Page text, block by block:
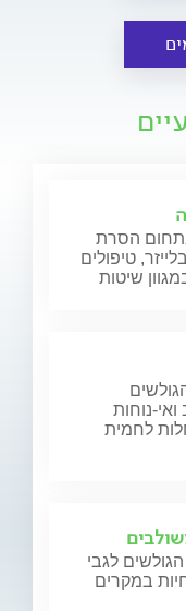
הסרת
טיפולים
נוחות
לחמית
לגבי
במקרים